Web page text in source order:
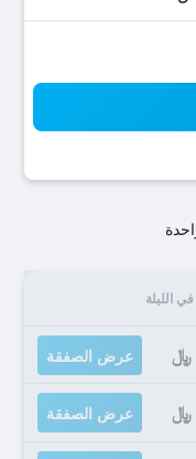
الليلة
عرض الصفقة
عرض الصفقة